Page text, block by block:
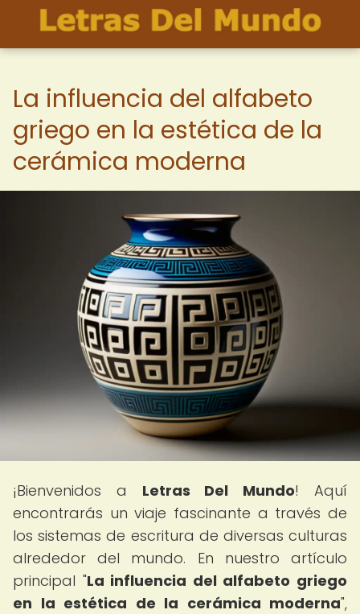
La influencia del alfabeto
griego en la estética de la
cerámica moderna
¡Bienvenidos a Letras Del Mundo! Aquí
encontrarás un viaje fascinante a través de
los sistemas de escritura de diversas culturas
alrededor del mundo. En nuestro artículo
principal "La influencia del alfabeto griego
en la estética de la cerámica moderna",